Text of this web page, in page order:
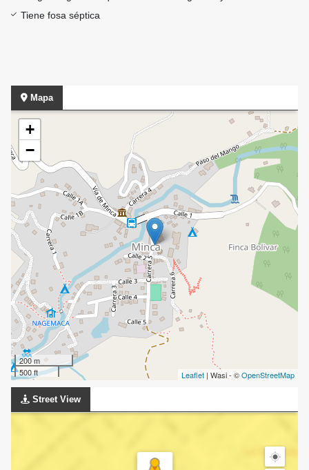
Tiene fosa séptica
Mapa
+
−
200 m
500 ft
Leaflet | Wasi - ©OpenStreetMap
Street View